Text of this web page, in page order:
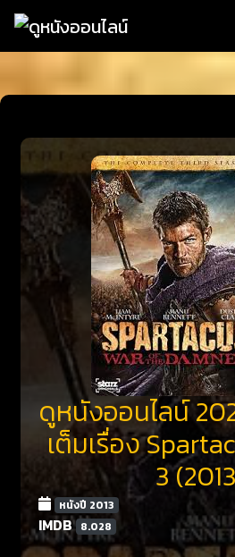
ดูหนังออนไลน์
เต็มเรื่อง
3
หนังปี 2013
IMDB 8.028